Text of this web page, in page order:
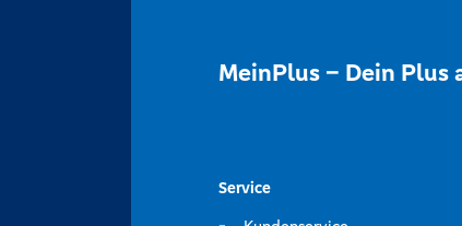
MeinPlus – Dein Plus
Service